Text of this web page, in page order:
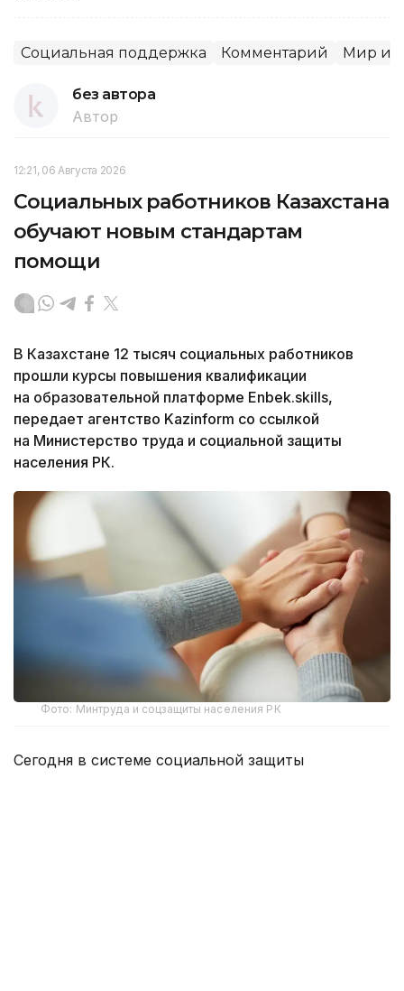
Социальная поддержка Комментарий Мир и
без автора
Автор
12:21, 06 Августа 2026
Социальных работников Казахстана
обучают новым стандартам
помощи
В Казахстане 12 тысяч социальных работников
прошли курсы повышения квалификации
на образовательной платформе Enbek.skills,
передает агентство Kazinform со ссылкой
на Министерство труда и социальной защиты
населения РК.
Фото: Минтруда и соцзащиты населения РК
Сегодня в системе социальной защиты